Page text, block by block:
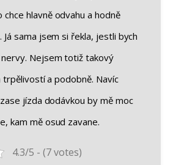
hlavně odvahu a hodně
sama jsem si řekla, jestli bych
Nejsem totiž takový
trpělivostí a podobně. Navíc
jízda dodávkou by mě moc
kam mě osud zavane.
4.3/5 - (7 votes)